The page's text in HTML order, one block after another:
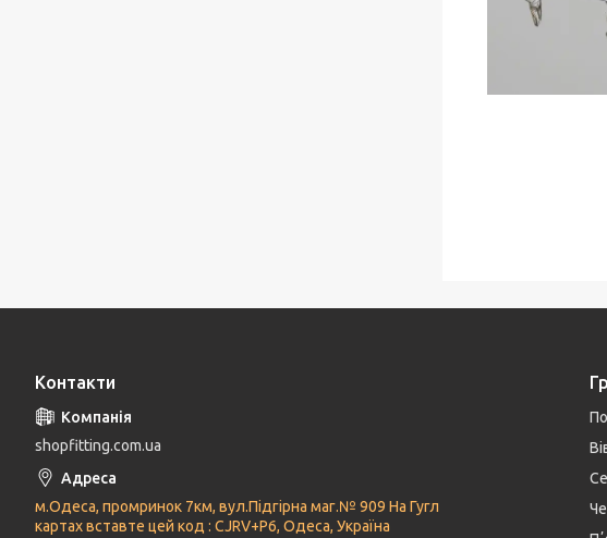
Контакти
shopfitting.com.ua
м.Одеса, промринок 7км, вул.Підгірна маг.№ 909 На Гугл
картах вставте цей код : CJRV+P6, Одеса, Україна